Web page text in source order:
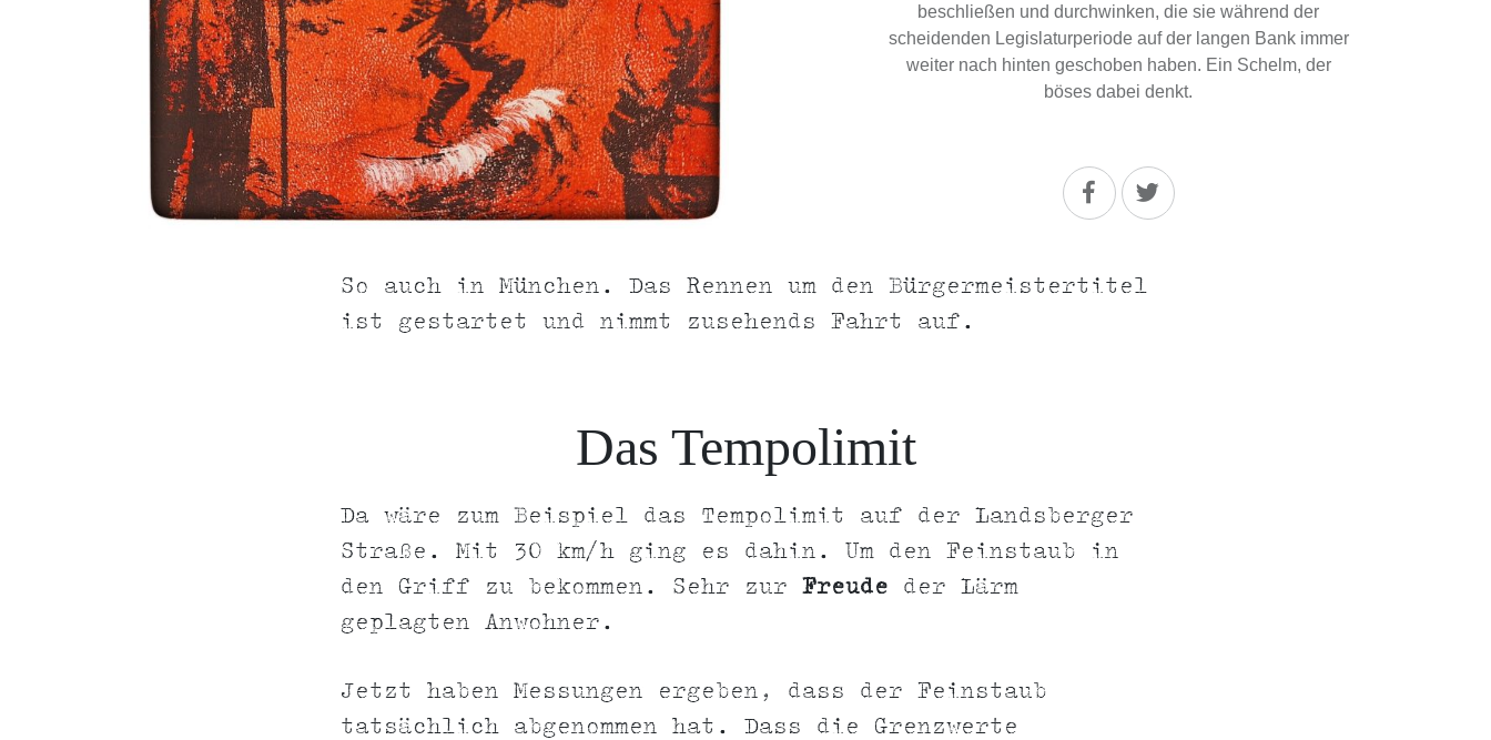
beschließen und durchwinken, die sie während der
scheidenden Legislaturperiode auf der langen Bank immer
weiter nach hinten geschoben haben. Ein Schelm, der
böses dabei denkt.
So auch in München. Das Rennen um den Bürgermeistertitel
ist gestartet und nimmt zusehends Fahrt auf.
Das Tempolimit
Da wäre zum Beispiel das Tempolimit auf der Landsberger
Straße. Mit 30 km/h ging es dahin. Um den Feinstaub in
den Griff zu bekommen. Sehr zur Freude der Lärm
geplagten Anwohner.
Jetzt haben Messungen ergeben, dass der Feinstaub
tatsächlich abgenommen hat. Dass die Grenzwerte